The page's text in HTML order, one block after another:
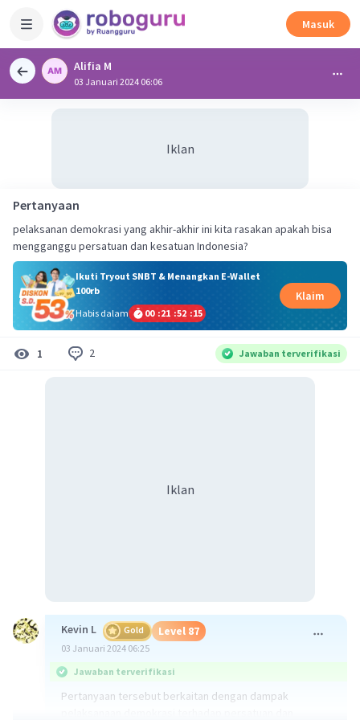
Masuk
Alifia M
03 Januari 2024 06:06
Iklan
Pertanyaan
pelaksanan demokrasi yang akhir-akhir ini kita rasakan apakah bisa
mengganggu persatuan dan kesatuan Indonesia?
Ikuti Tryout SNBT & Menangkan E-Wallet
100rb
Habis dalam
00 :21 :52 :15
Klaim
1 2 Jawaban terverifikasi
Iklan
Kevin L Gold Level 87
03 Januari 2024 06:25
Jawaban terverifikasi
Pertanyaan tersebut berkaitan dengan dampak